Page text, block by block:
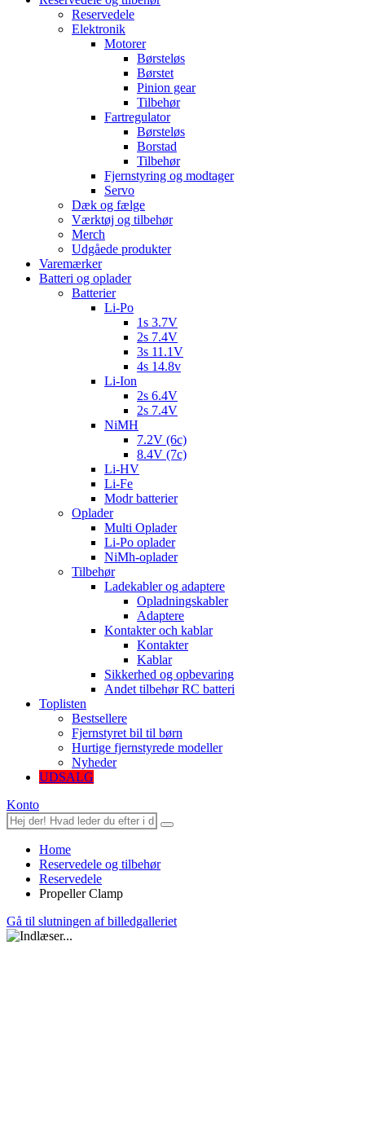
Reservedele
Elektronik
Motorer
Børsteløs
Børstet
Pinion gear
Tilbehør
Fartregulator
Børsteløs
Borstad
Tilbehør
Fjernstyring og modtager
Servo
Dæk og fælge
Værktøj og tilbehør
Merch
Udgåede produkter
Varemærker
Batteri og oplader
Batterier
Li-Po
1s 3.7V
2s 7.4V
3s 11.1V
4s 14.8v
Li-Ion
2s 6.4V
2s 7.4V
NiMH
7.2V (6c)
8.4V (7c)
Li-HV
Li-Fe
Modr batterier
Oplader
Multi Oplader
Li-Po oplader
NiMh-oplader
Tilbehør
Ladekabler og adaptere
Opladningskabler
Adaptere
Kontakter och kablar
Kontakter
Kablar
Sikkerhed og opbevaring
Andet tilbehør RC batteri
Toplisten
Bestsellere
Fjernstyret bil til børn
Hurtige fjernstyrede modeller
Nyheder
UDSALG
Konto
Home
Reservedele og tilbehør
Reservedele
Propeller Clamp
Gå til slutningen af billedgalleriet